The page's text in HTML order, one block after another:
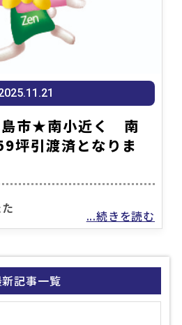
島市★南小近く 南
坪引渡済となりま
...続きを読む
新記事一覧